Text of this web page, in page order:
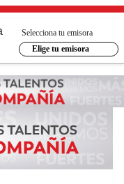
Selecciona tu emisora
Elige tu emisora